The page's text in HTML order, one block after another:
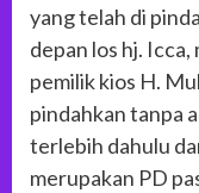
yang telah di
depan los hj.
pemilik kios H.
pindahkan tanpa
terlebih dahulu
merupakan PD